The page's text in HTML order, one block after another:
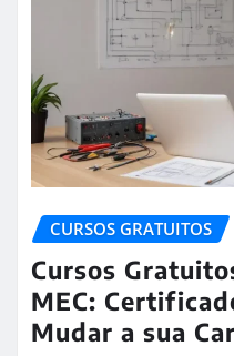
CURSOS GRATUITOS
Cursos
MEC:
Mudar a sua